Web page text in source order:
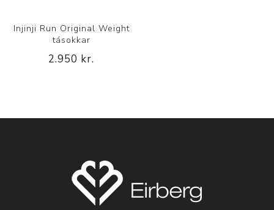
Injinji Run Original Weight
tásokkar
2.950 kr.